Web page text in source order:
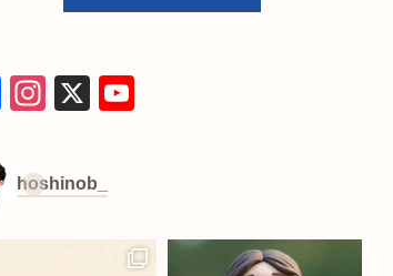
F
c
e
b
In
gr
a
X
u
hoshinob_